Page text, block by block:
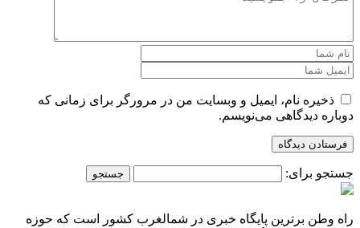
ذخیره نام، ایمیل و وبسایت من در مرورگر برای زمانی که
دوباره دیدگاهی می‌نویسم.
جستجو برای:
راه وطن برترین پایگاه خبری در شمالغرب کشور است که حوزه